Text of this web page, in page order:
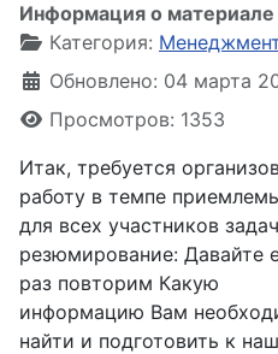
Информация о материале
Категория:
Обновлено: 04 марта
Просмотров: 1353
Итак, требуется
работу в темпе
для всех участников
резюмирование: Давайте
раз повторим Какую
информацию Вам
найти и подготовить к